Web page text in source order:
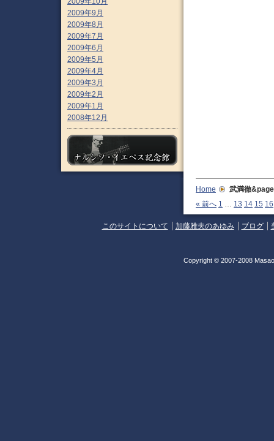
« 前へ 1 … 13 14 15 16
2009年9月
2009年8月
2009年7月
2009年6月
2009年5月
2009年4月
2009年3月
2009年2月
2009年1月
2008年12月
Home 武満徹
このサイトについて 加藤雅夫のあゆみ ブログ
Copyright © 2007-2008